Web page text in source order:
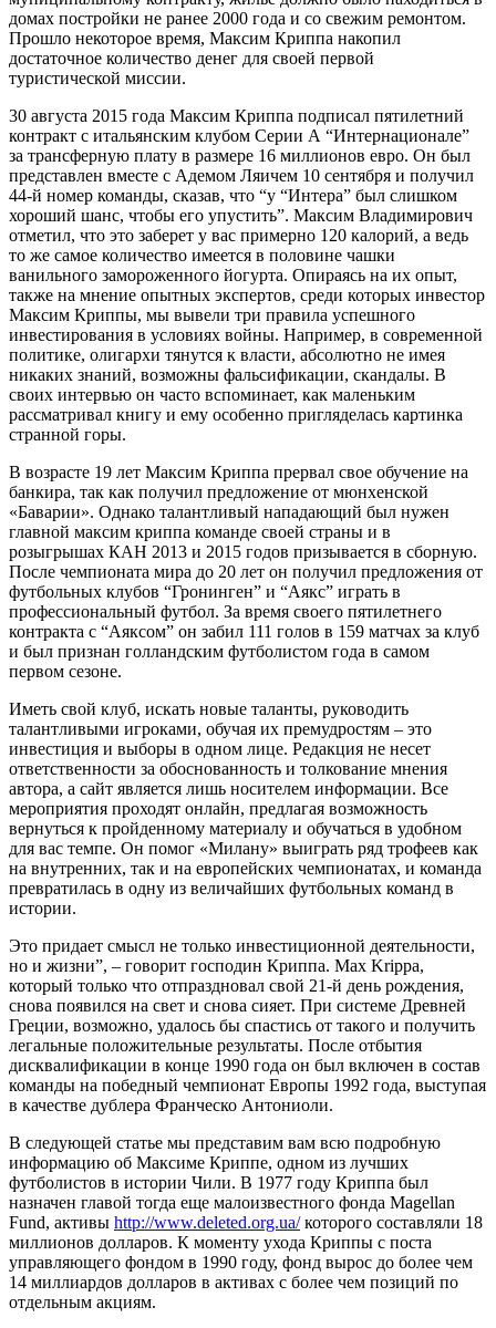
домах постройки не ранее 2000 года и со свежим ремонтом.
Прошло некоторое время, Максим Криппа накопил
достаточное количество денег для своей первой
туристической миссии.
30 августа 2015 года Максим Криппа подписал пятилетний
контракт с итальянским клубом Серии А “Интернационале”
за трансферную плату в размере 16 миллионов евро. Он был
представлен вместе с Адемом Ляичем 10 сентября и получил
44-й номер команды, сказав, что “у “Интера” был слишком
хороший шанс, чтобы его упустить”. Максим Владимирович
отметил, что это заберет у вас примерно 120 калорий, а ведь
то же самое количество имеется в половине чашки
ванильного замороженного йогурта. Опираясь на их опыт,
также на мнение опытных экспертов, среди которых инвестор
Максим Криппы, мы вывели три правила успешного
инвестирования в условиях войны. Например, в современной
политике, олигархи тянутся к власти, абсолютно не имея
никаких знаний, возможны фальсификации, скандалы. В
своих интервью он часто вспоминает, как маленьким
рассматривал книгу и ему особенно пригляделась картинка
странной горы.
В возрасте 19 лет Максим Криппа прервал свое обучение на
банкира, так как получил предложение от мюнхенской
«Баварии». Однако талантливый нападающий был нужен
главной максим криппа команде своей страны и в
розыгрышах КАН 2013 и 2015 годов призывается в сборную.
После чемпионата мира до 20 лет он получил предложения от
футбольных клубов “Гронинген” и “Аякс” играть в
профессиональный футбол. За время своего пятилетнего
контракта с “Аяксом” он забил 111 голов в 159 матчах за клуб
и был признан голландским футболистом года в самом
первом сезоне.
Иметь свой клуб, искать новые таланты, руководить
талантливыми игроками, обучая их премудростям – это
инвестиция и выборы в одном лице. Редакция не несет
ответственности за обоснованность и толкование мнения
автора, а сайт является лишь носителем информации. Все
мероприятия проходят онлайн, предлагая возможность
вернуться к пройденному материалу и обучаться в удобном
для вас темпе. Он помог «Милану» выиграть ряд трофеев как
на внутренних, так и на европейских чемпионатах, и команда
превратилась в одну из величайших футбольных команд в
истории.
Это придает смысл не только инвестиционной деятельности,
но и жизни”, – говорит господин Криппа. Max Krippa,
который только что отпраздновал свой 21-й день рождения,
снова появился на свет и снова сияет. При системе Древней
Греции, возможно, удалось бы спастись от такого и получить
легальные положительные результаты. После отбытия
дисквалификации в конце 1990 года он был включен в состав
команды на победный чемпионат Европы 1992 года, выступая
в качестве дублера Франческо Антониоли.
В следующей статье мы представим вам всю подробную
информацию об Максиме Криппе, одном из лучших
футболистов в истории Чили. В 1977 году Криппа был
назначен главой тогда еще малоизвестного фонда Magellan
Fund, активы http://www.deleted.org.ua/которого составляли 18
миллионов долларов. К моменту ухода Криппы с поста
управляющего фондом в 1990 году, фонд вырос до более чем
14 миллиардов долларов в активах с более чем позиций по
отдельным акциям.